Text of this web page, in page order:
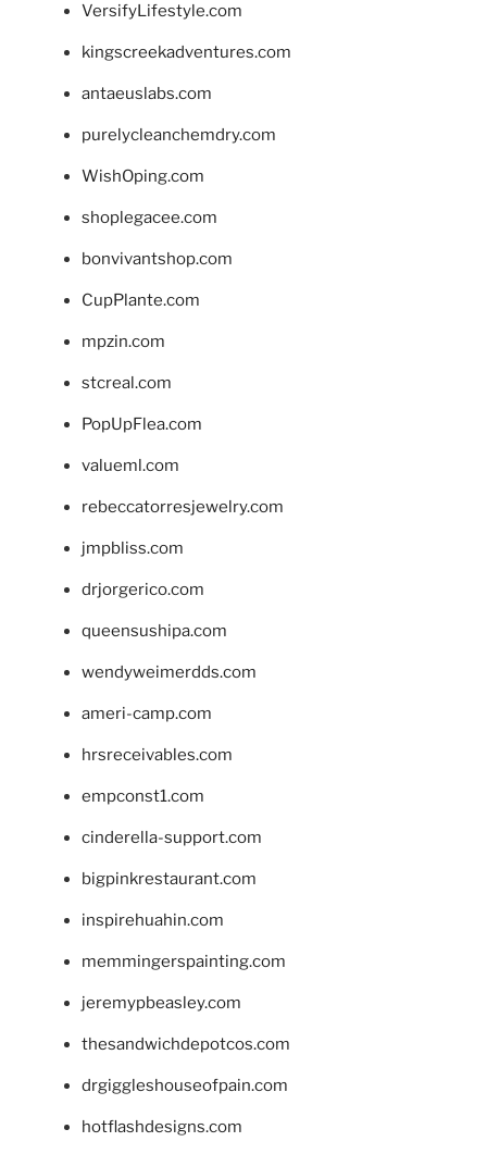
VersifyLifestyle.com
kingscreekadventures.com
antaeuslabs.com
purelycleanchemdry.com
WishOping.com
shoplegacee.com
bonvivantshop.com
CupPlante.com
mpzin.com
stcreal.com
PopUpFlea.com
valueml.com
rebeccatorresjewelry.com
jmpbliss.com
drjorgerico.com
queensushipa.com
wendyweimerdds.com
ameri-camp.com
hrsreceivables.com
empconst1.com
cinderella-support.com
bigpinkrestaurant.com
inspirehuahin.com
memmingerspainting.com
jeremypbeasley.com
thesandwichdepotcos.com
drgiggleshouseofpain.com
hotflashdesigns.com